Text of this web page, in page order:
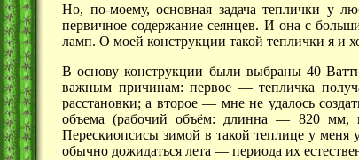
Но, по-моему, основная задача теплички у
первичное содержание сеянцев. И она с
ламп. О моей конструкции такой теплички я и
В основу конструкции были выбраны 40
важным причинам:первое —тепличка
расстановки; а второе — мне не удалось
объема (рабочий объём:длинна — 820 мм,
Перескиопсисы зимой в такой теплице у меня
обычно дожидаться лета — периода их